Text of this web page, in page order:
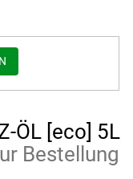
ÖL [eco] 5L
Bestellung